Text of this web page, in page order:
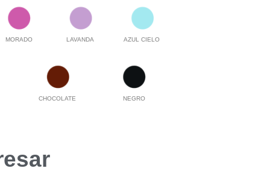
MORADO LAVANDA AZUL CIELO
CHOCOLATE NEGRO